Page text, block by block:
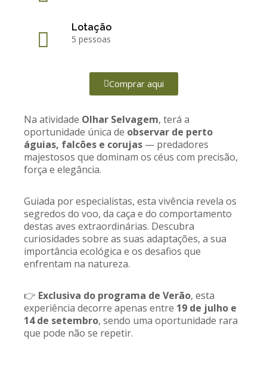
Lotação
5 pessoas
Comprar aqui
Na atividade Olhar Selvagem, terá a
oportunidade única de observar de perto
águias, falcões e corujas — predadores
majestosos que dominam os céus com precisão,
força e elegância.
Guiada por especialistas, esta vivência revela os
segredos do voo, da caça e do comportamento
destas aves extraordinárias. Descubra
curiosidades sobre as suas adaptações, a sua
importância ecológica e os desafios que
enfrentam na natureza.
👉 Exclusiva do programa de Verão, esta
experiência decorre apenas entre 19 de julho e
14 de setembro, sendo uma oportunidade rara
que pode não se repetir.